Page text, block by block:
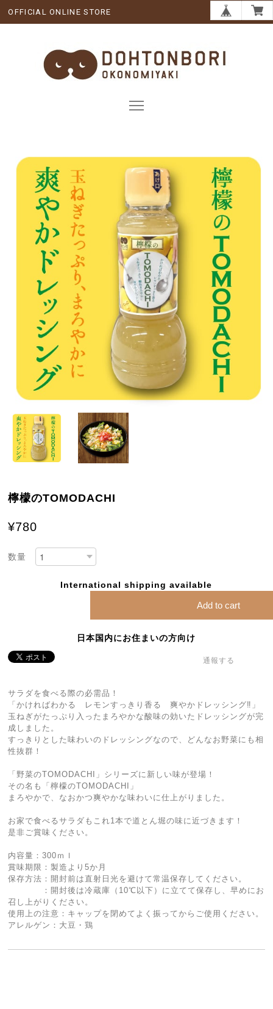
OFFICIAL ONLINE STORE
檸檬のTOMODACHI
¥780
数量
International shipping available
Add to cart
日本国内にお住まいの方向け
通報する
サラダを食べる際の必需品！
「かければわかる レモンすっきり香る 爽やかドレッシング‼」
玉ねぎがたっぷり入ったまろやかな酸味の効いたドレッシングが完
成しました。
すっきりとした味わいのドレッシングなので、どんなお野菜にも相
性抜群！
「野菜のTOMODACHI」シリーズに新しい味が登場！
その名も「檸檬のTOMODACHI」
まろやかで、なおかつ爽やかな味わいに仕上がりました。
お家で食べるサラダもこれ1本で道とん堀の味に近づきます！
是非ご賞味ください。
内容量：300ｍｌ
賞味期限：製造より5か月
保存方法：開封前は直射日光を避けて常温保存してください。
：開封後は冷蔵庫（10℃以下）に立てて保存し、早めにお
召し上がりください。
使用上の注意：キャップを閉めてよく振ってからご使用ください。
アレルゲン：大豆・鶏